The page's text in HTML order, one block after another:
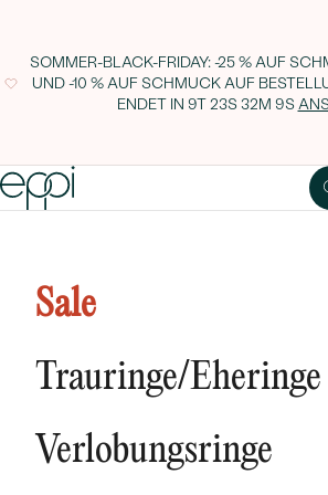
SOMMER-BLACK-FRIDAY: -25 % AUF
UND -10 % AUF SCHMUCK AUF
ENDET IN 9T 23S 32M 9S
Sale
Trauringe/Eheringe
NEUHEITEN
Verlobungsringe
Der kleine Prinz